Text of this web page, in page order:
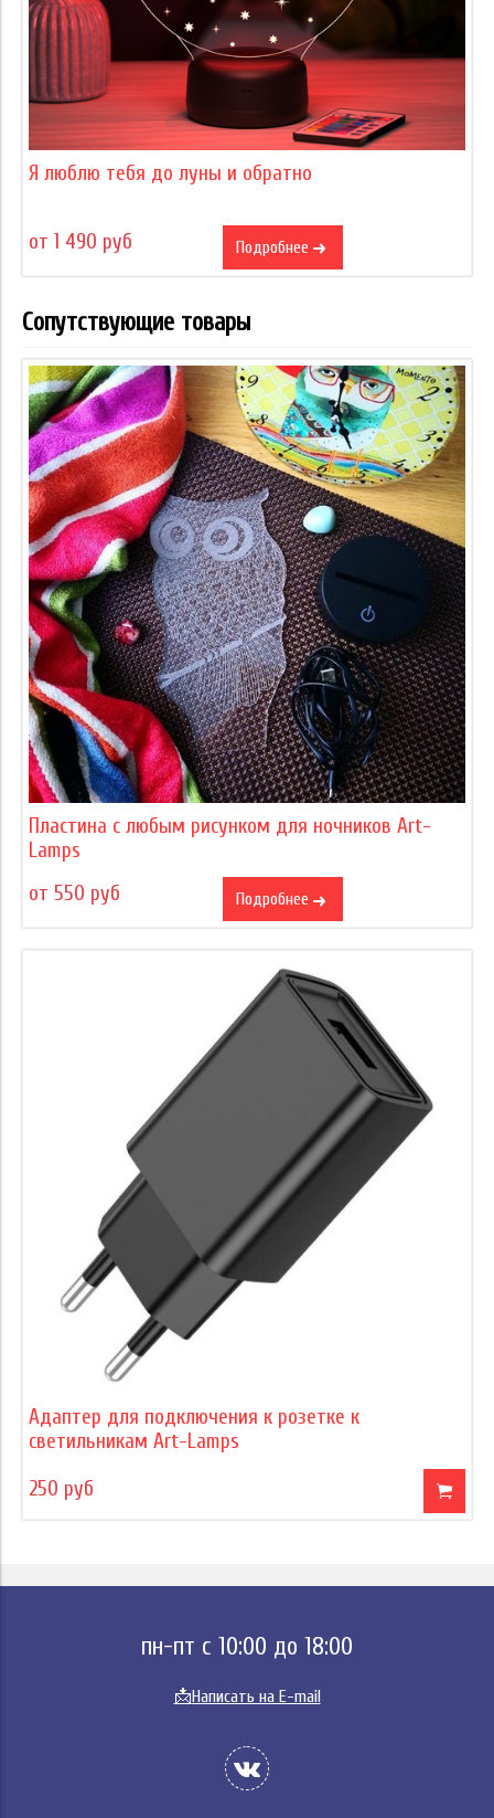
Я люблю тебя до луны и обратно
от 1 490 руб Подробнее
Сопутствующие товары
Пластина с любым рисунком для ночников Art-
Lamps
от 550 руб
Подробнее
Адаптер для подключения к розетке к
светильникам Art-Lamps
250 руб
пн-пт с 10:00 до 18:00
📩Написать на E-mail